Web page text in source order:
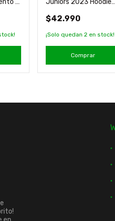
$42.990
¡Solo quedan 2 en stock!
Comprar